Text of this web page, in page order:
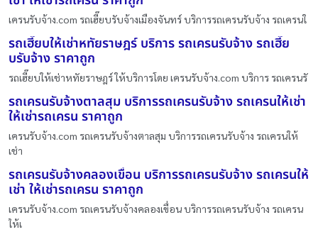
เครนรับจ้าง.com รถเฮี๊ยบรับจ้างเมืองจันทร์ บริการรถเครนรับจ้าง รถเครนใ
รถเฮี๊ยบให้เช่าหทัยราษฎร์ บริการ รถเครนรับจ้าง รถเฮี๊ย
บรับจ้าง ราคาถูก
รถเฮี๊ยบให้เช่าหทัยราษฎร์ ให้บริการโดย เครนรับจ้าง.com บริการ รถเครนรั
รถเครนรับจ้างตาลสุม บริการรถเครนรับจ้าง รถเครนให้เช่า
ให้เช่ารถเครน ราคาถูก
เครนรับจ้าง.com รถเครนรับจ้างตาลสุม บริการรถเครนรับจ้าง รถเครนให้
เช่า
รถเครนรับจ้างคลองเขื่อน บริการรถเครนรับจ้าง รถเครนให้
เช่า ให้เช่ารถเครน ราคาถูก
เครนรับจ้าง.com รถเครนรับจ้างคลองเขื่อน บริการรถเครนรับจ้าง รถเครน
ให้เ